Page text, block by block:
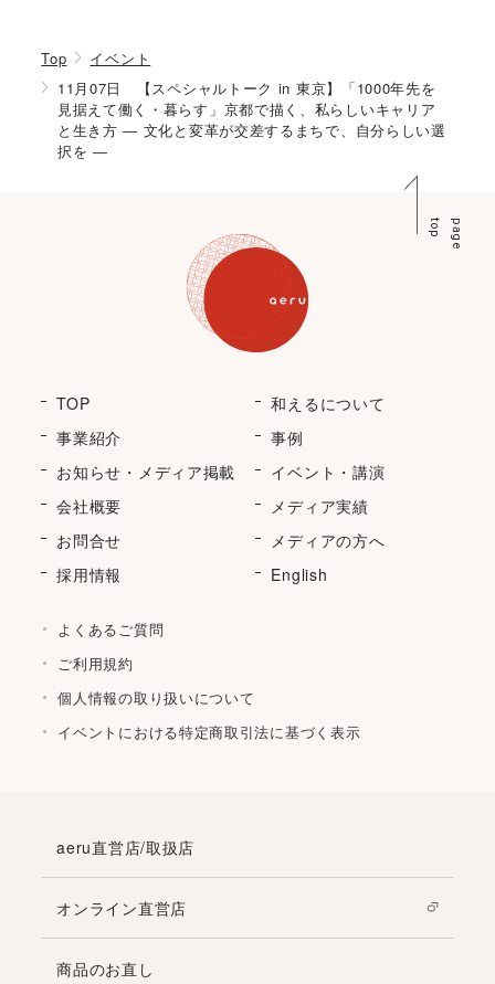
Top
イベント
11月07日 【スペシャルトーク in 東京】「1000年先を
見据えて働く・暮らす」京都で描く、私らしいキャリア
と生き方 ― 文化と変革が交差するまちで、自分らしい選
択を ―
p
a
g
e
t
o
p
TOP
和えるについて
事業紹介
事例
お知らせ・メディア掲載
イベント・講演
会社概要
メディア実績
お問合せ
メディアの方へ
採用情報
English
よくあるご質問
ご利用規約
個人情報の取り扱いについて
イベントにおける特定商取引法に基づく表示
aeru直営店/取扱店
オンライン直営店
商品のお直し